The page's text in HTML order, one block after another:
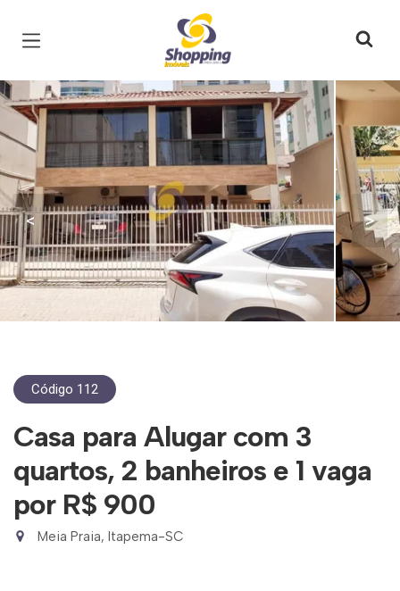
Página inicial
< >
Código 112
Casa para Alugar com 3
quartos, 2 banheiros e 1 vaga
por R$ 900
Meia Praia, Itapema-SC